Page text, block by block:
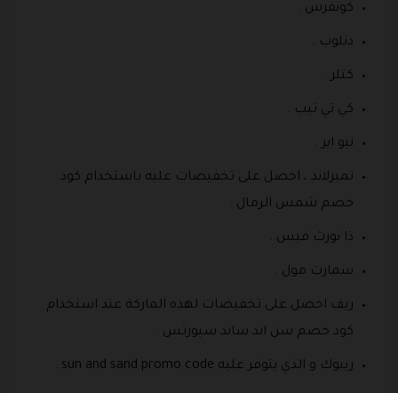
كونفرس .
دنلوب .
كتلر .
كي تي تيب .
نيو اير .
تمبرلاند ، احصل على تخفيضات عليه باستخدام كود
خصم شمس الرمال .
ذا نورث فيس .
سمارت مول .
ريف احصل على تخفيضات لهذه الماركة عند استخدام
كود خصم سن اند ساند سبورتس .
ريبوك و الذي يتوفر عليه sun and sand promo code .